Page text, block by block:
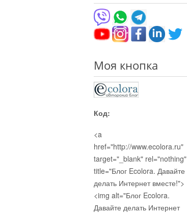
Моя кнопка
Код:
<a
href="http://www.ecolora.ru"
target="_blank" rel="nothing"
title="Блог Ecolora. Давайте
делать Интернет вместе!">
<img alt="Блог Ecolora.
Давайте делать Интернет